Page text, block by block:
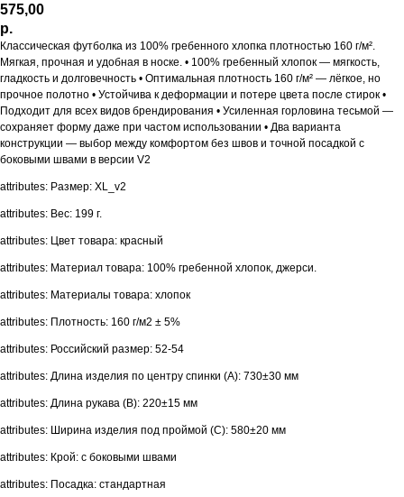
575,00
р.
Классическая футболка из 100% гребенного хлопка плотностью 160 г/м².
Мягкая, прочная и удобная в носке. • 100% гребенный хлопок — мягкость,
гладкость и долговечность • Оптимальная плотность 160 г/м² — лёгкое, но
прочное полотно • Устойчива к деформации и потере цвета после стирок •
Подходит для всех видов брендирования • Усиленная горловина тесьмой —
сохраняет форму даже при частом использовании • Два варианта
конструкции — выбор между комфортом без швов и точной посадкой с
боковыми швами в версии V2
attributes: Размер: XL_v2
attributes: Вес: 199 г.
attributes: Цвет товара: красный
attributes: Материал товара: 100% гребенной хлопок, джерси.
attributes: Материалы товара: хлопок
attributes: Плотность: 160 г/м2 ± 5%
attributes: Российский размер: 52-54
attributes: Длина изделия по центру спинки (A): 730±30 мм
attributes: Длина рукава (B): 220±15 мм
attributes: Ширина изделия под проймой (С): 580±20 мм
attributes: Крой: с боковыми швами
attributes: Посадка: стандартная